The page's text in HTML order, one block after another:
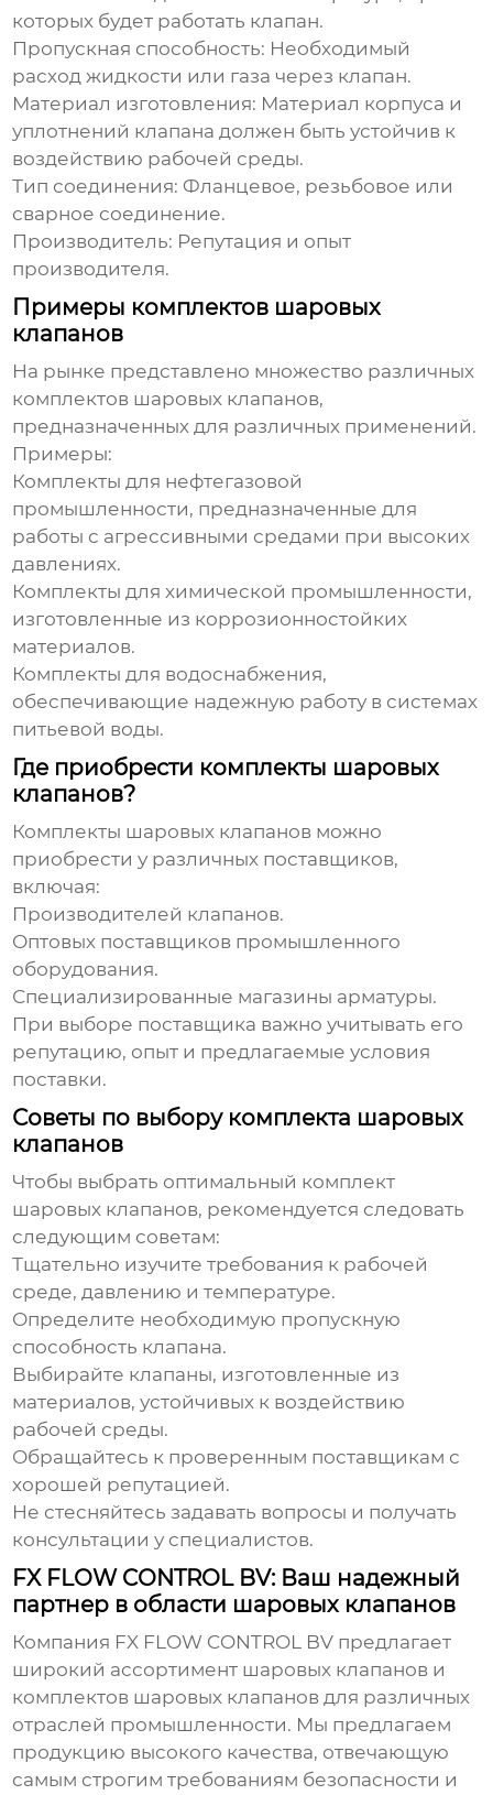
которых будет работать клапан.
Пропускная способность: Необходимый
расход жидкости или газа через клапан.
Материал изготовления: Материал корпуса и
уплотнений клапана должен быть устойчив к
воздействию рабочей среды.
Тип соединения: Фланцевое, резьбовое или
сварное соединение.
Производитель: Репутация и опыт
производителя.
Примеры комплектов шаровых
клапанов
На рынке представлено множество различных
комплектов шаровых клапанов,
предназначенных для различных применений.
Примеры:
Комплекты для нефтегазовой
промышленности, предназначенные для
работы с агрессивными средами при высоких
давлениях.
Комплекты для химической промышленности,
изготовленные из коррозионностойких
материалов.
Комплекты для водоснабжения,
обеспечивающие надежную работу в системах
питьевой воды.
Где приобрести комплекты шаровых
клапанов?
Комплекты шаровых клапанов можно
приобрести у различных поставщиков,
включая:
Производителей клапанов.
Оптовых поставщиков промышленного
оборудования.
Специализированные магазины арматуры.
При выборе поставщика важно учитывать его
репутацию, опыт и предлагаемые условия
поставки.
Советы по выбору комплекта шаровых
клапанов
Чтобы выбрать оптимальный комплект
шаровых клапанов, рекомендуется следовать
следующим советам:
Тщательно изучите требования к рабочей
среде, давлению и температуре.
Определите необходимую пропускную
способность клапана.
Выбирайте клапаны, изготовленные из
материалов, устойчивых к воздействию
рабочей среды.
Обращайтесь к проверенным поставщикам с
хорошей репутацией.
Не стесняйтесь задавать вопросы и получать
консультации у специалистов.
FX FLOW CONTROL BV: Ваш надежный
партнер в области шаровых клапанов
Компания FX FLOW CONTROL BV предлагает
широкий ассортимент шаровых клапанов и
комплектов шаровых клапанов для различных
отраслей промышленности. Мы предлагаем
продукцию высокого качества, отвечающую
самым строгим требованиям безопасности и